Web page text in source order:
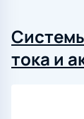
тока и